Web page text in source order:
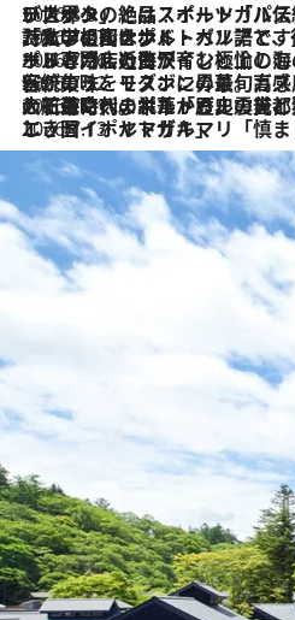
2026.8.8
リスボンの絶品スイーツ「パステル・デ・ナタ」とは？ポルトガル伝統の奥深い世界へ
2026.7.27
「私の祖国はポルトガル語です」国民的詩人フェルナンド・ペソアと、彼が愛した文学の街を歩く
2026.7.26
ポルトガル近海が育む極上の海の幸。キリリと冷えた白ワインと愉しむ、シーフード専門店の贅沢
2026.7.22
伝統の味をモダンに昇華。高感度な地元客が集う、リスボンの最旬ガストロノミー
2026.7.21
大航海時代の栄華から、震災、独裁、そして革命へ。ポルトガル・首都リスボンの石畳に刻まれた「
2026.7.13
エッセイ・ヤマザキマリ「慎ましくも美しき国 ポルトガル」